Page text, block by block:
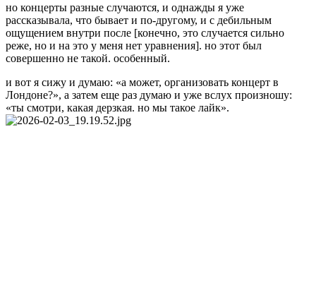
но концерты разные случаются, и однажды я уже
рассказывала, что бывает и по-другому, и с дебильным
ощущением внутри после [конечно, это случается сильно
реже, но и на это у меня нет уравнения]. но этот был
совершенно не такой. особенный.
и вот я сижу и думаю: «а может, организовать концерт в
Лондоне?», а затем еще раз думаю и уже вслух произношу:
«ты смотри, какая дерзкая. но мы такое лайк».